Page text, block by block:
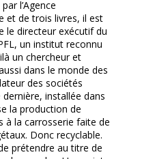
l’Agence
et de trois livres, il est
le directeur exécutif du
un institut reconnu
un chercheur et
dans le monde des
des sociétés
installée dans
la production de
à la carrosserie faite de
Donc recyclable.
prétendre au titre de